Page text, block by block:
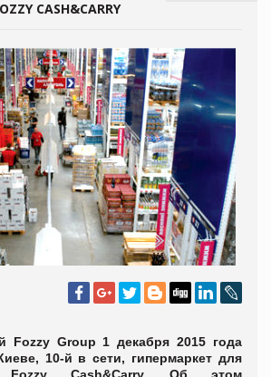
CASH&CARRY
Fozzy Group 1 декабря 2015 года
10-й в сети, гипермаркет для
Cash&Carry. Об этом